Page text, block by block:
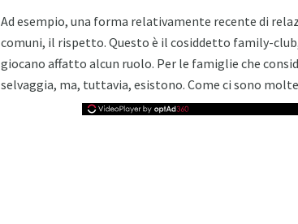
Ad esempio, una forma relativamente recente di
comuni, il rispetto. Questo è il cosiddetto family-
giocano affatto alcun ruolo. Per le famiglie che
selvaggia, ma, tuttavia, esistono. Come ci sono